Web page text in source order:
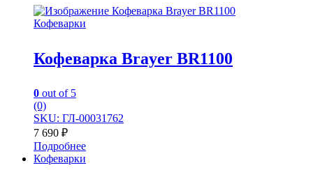
Кофеварки
Кофеварка Brayer BR1100
0 out of 5
(0)
SKU: ГЛ-00031762
7 690 ₽
Подробнее
Кофеварки